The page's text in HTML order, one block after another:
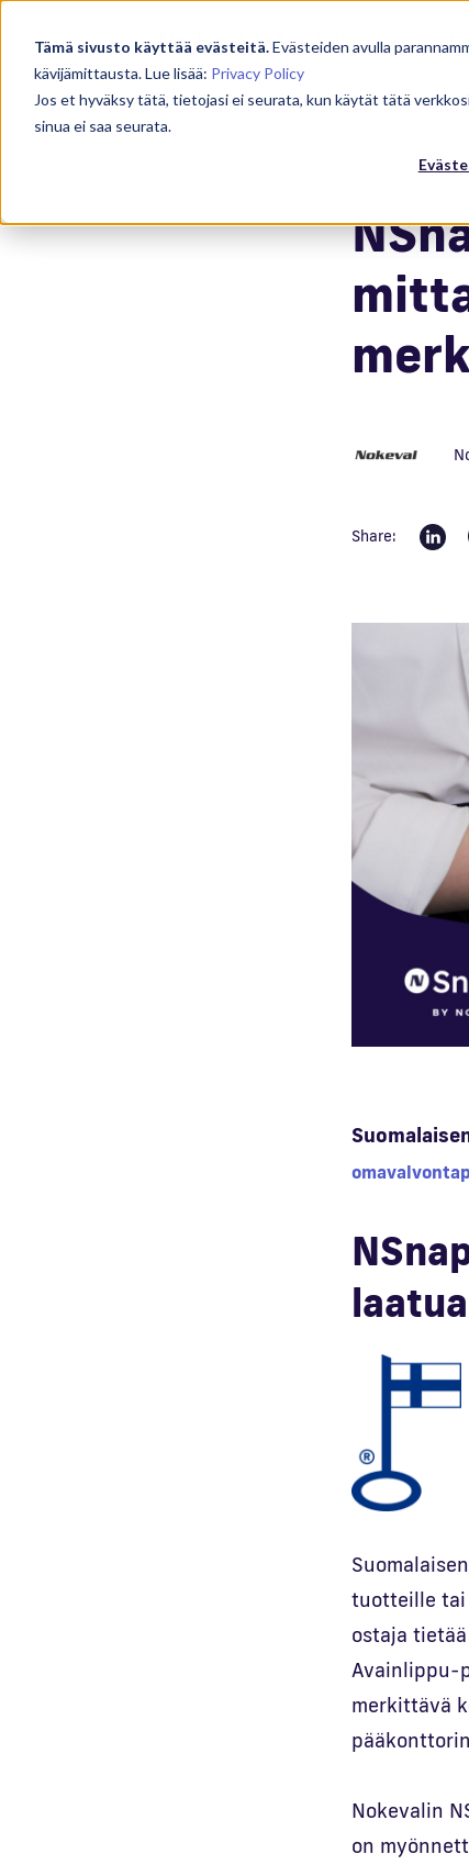
Tämä sivusto käyttää evästeitä.Evästeiden avulla
kävijämittausta. Lue lisää: Privacy Policy
Jos et hyväksy tätä, tietojasi ei seurata, kun käytät tätä
sinua ei saa seurata.
Ratkaisut
Ammattikeittiöt
Share:
laatua
tuotteille tai
ostaja
Avainlippu-
merkittävä
Nokevalin
on